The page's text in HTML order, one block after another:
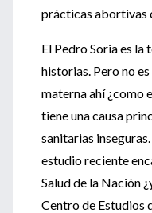
prácticas abortivas
El Pedro Soria es la
historias. Pero no
materna ahí ¿como
tiene una causa
sanitarias
estudio reciente
Salud de la Nación
Centro de Estudios